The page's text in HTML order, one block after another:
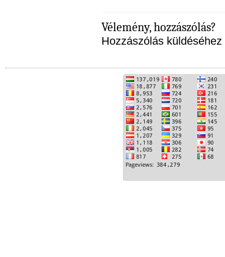
Vélemény, hozzászólás?
Hozzászólás küldéséhez